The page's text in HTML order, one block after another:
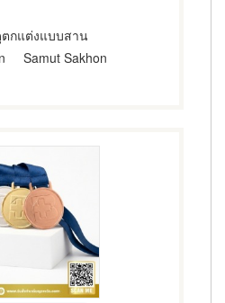
กแต่งแบบสาน
Samut Sakhon